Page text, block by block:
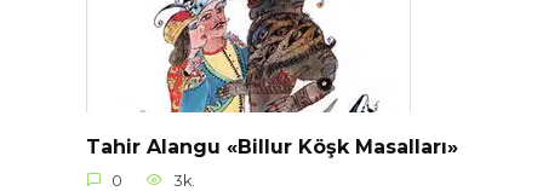
Tahir Alangu «Billur Köşk Masalları»
0 3k.